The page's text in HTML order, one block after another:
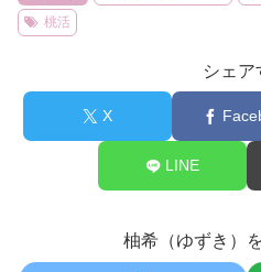
桃活
シェア
X
LINE
柚希（ゆずき）